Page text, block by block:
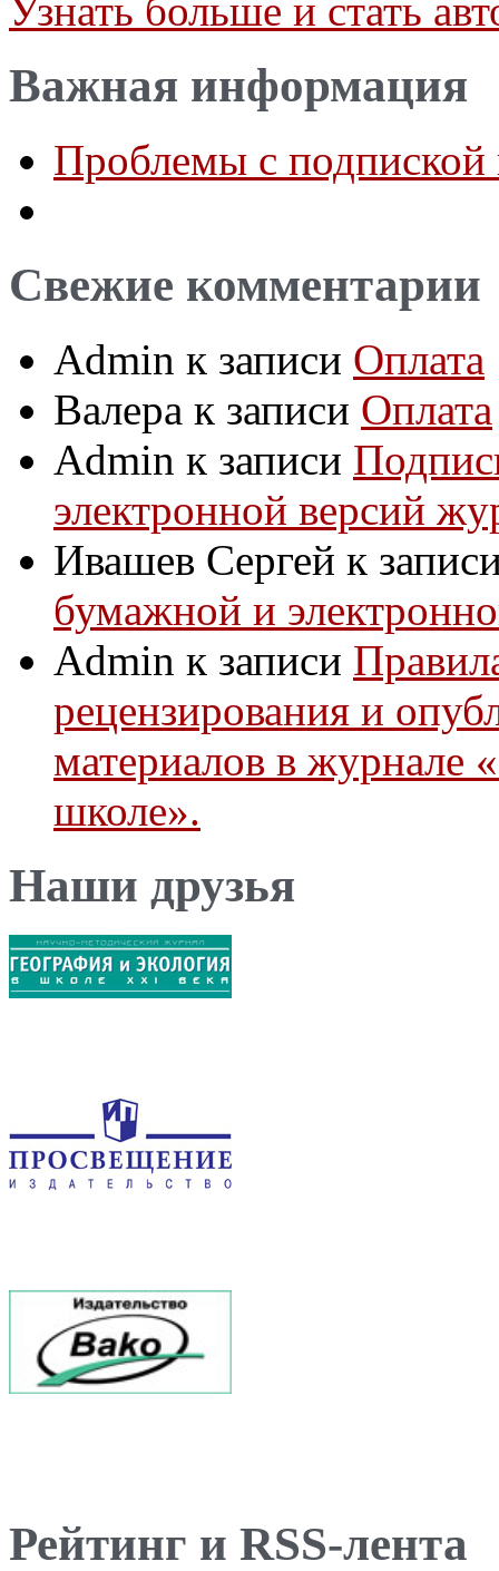
Узнать больше и стать
Важная информация
Проблемы с
Свежие комментарии
Admin к записи Оплата
Валера к записи Оплата
Admin к записи
электронной версий
Ивашев Сергей к
бумажной и
Admin к записи
рецензирования и
материалов в журнале
школе».
Наши друзья
Рейтинг и RSS-лента